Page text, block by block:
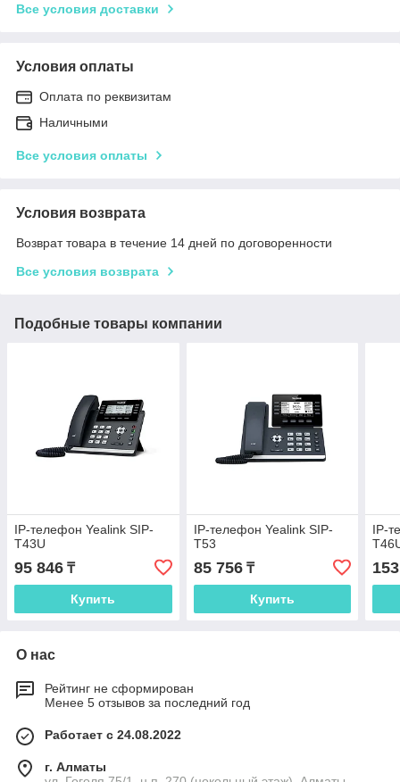
Все условия доставки
Условия оплаты
Оплата по реквизитам
Наличными
Все условия оплаты
Условия возврата
Возврат товара в течение 14 дней по договоренности
Все условия возврата
Подобные товары компании
IP-телефон Yealink SIP-
T43U
95 846 ₸
Купить
IP-телефон Yealink SIP-
T53
85 756₸
Купить
IP-
О нас
Рейтинг не сформирован
Менее 5 отзывов за последний год
Работает с 24.08.2022
г. Алматы